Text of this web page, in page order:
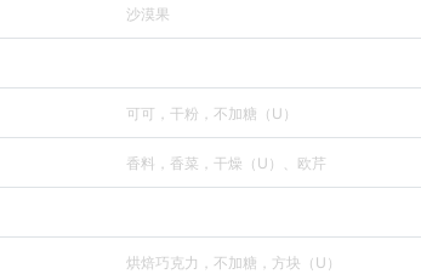
沙漠果
可可，干粉，不加糖（U）
香料，香菜，干燥（U）、欧芹
烘焙巧克力，不加糖，方块（U）